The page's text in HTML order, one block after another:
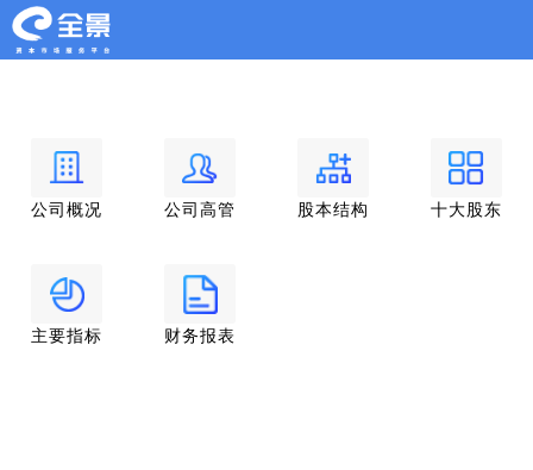
公司概况 公司高管 股本结构 十大股东
主要指标 财务报表